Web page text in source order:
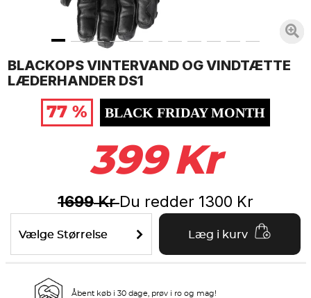
BLACKOPS VINTERVAND OG VINDTÆTTE
LÆDERHANDER DS1
77 %
BLACK FRIDAY MONTH
399 Kr
1699KrDu redder 1300 Kr
Vælge Størrelse Læg i kurv
Åbent køb i 30 dage, prøv i ro og mag!